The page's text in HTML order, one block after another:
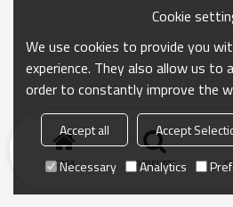
casa procurar
Cookie
We use cookies to provide you
experience. They also allow us to
order to constantly improve the
Accept all Accept
Necessary
Analytics